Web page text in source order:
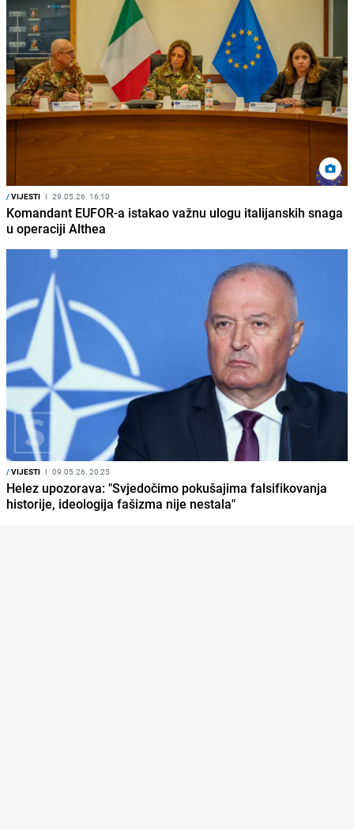
/VIJESTI I 29.05.26. 16:10
Komandant EUFOR-a istakao važnu ulogu italijanskih snaga
u operaciji Althea
/VIJESTI I 09.05.26. 20:25
Helez upozorava: "Svjedočimo pokušajima falsifikovanja
historije, ideologija fašizma nije nestala"